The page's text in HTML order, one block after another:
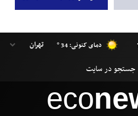
دمای کنونی: 34 °
eco